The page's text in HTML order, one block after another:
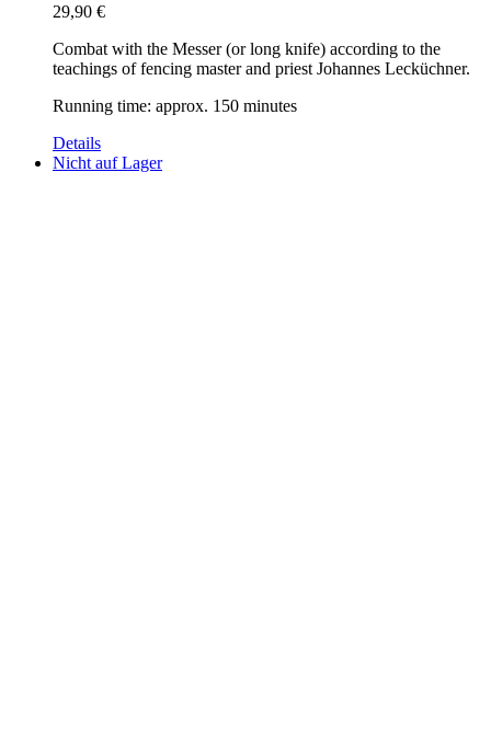
29,90 €
Combat with the Messer (or long knife) according to the
teachings of fencing master and priest Johannes Lecküchner.
Running time: approx. 150 minutes
Details
Nicht auf Lager